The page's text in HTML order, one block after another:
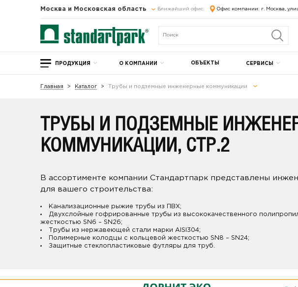
Москва и Московская область Ближайший офис: Офис компании: г. Москва,
ПРОДУКЦИЯ О КОМПАНИИ ОБЪЕКТЫ СЕРВИСЫ
Главная Каталог Трубы и подземные инженерные коммуникации
ТРУБЫ И ПОДЗЕМНЫЕ
КОММУНИКАЦИИ, СТР.2
В ассортименте компании Стандартпарк представлены
для вашего строительства:
Канализационные рыжие трубы из ПВХ;
Двухслойные гофрированные трубы из высококачественного
жесткостью SN6 – SN26;
Трубы из нержавеющей стали марки AISI304;
Полимерные колодцы с кольцевой жесткостью SN8 – SN24;
Защитные стеклопластиковые футляры для труб.